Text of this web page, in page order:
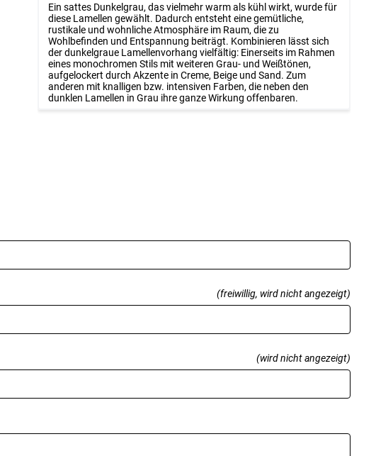
Ein sattes Dunkelgrau, das vielmehr warm als kühl wirkt, wurde für
diese Lamellen gewählt. Dadurch entsteht eine gemütliche,
rustikale und wohnliche Atmosphäre im Raum, die zu
Wohlbefinden und Entspannung beiträgt. Kombinieren lässt sich
der dunkelgraue Lamellenvorhang vielfältig: Einerseits im Rahmen
eines monochromen Stils mit weiteren Grau- und Weißtönen,
aufgelockert durch Akzente in Creme, Beige und Sand. Zum
anderen mit knalligen bzw. intensiven Farben, die neben den
dunklen Lamellen in Grau ihre ganze Wirkung offenbaren.
(freiwillig, wird nicht angezeigt)
(wird nicht angezeigt)